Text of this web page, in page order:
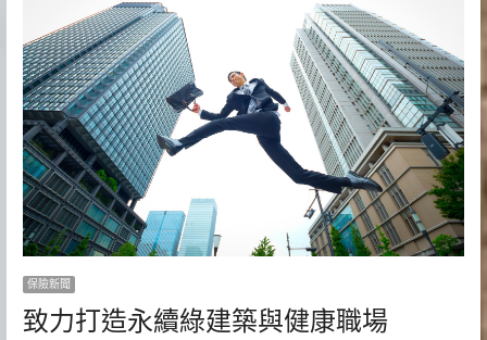
保險新聞
致力打造永續綠建築與健康職場